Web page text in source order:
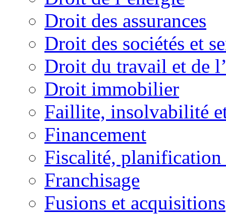
Droit des assurances
Droit des sociétés et
Droit du travail et de
Droit immobilier
Faillite, insolvabilité
Financement
Fiscalité, planification
Franchisage
Fusions et acquisitions